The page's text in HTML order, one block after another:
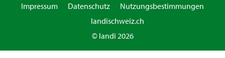
Impressum Datenschutz
Nutzungsbestimmungen
landischweiz.ch
© landi 2026